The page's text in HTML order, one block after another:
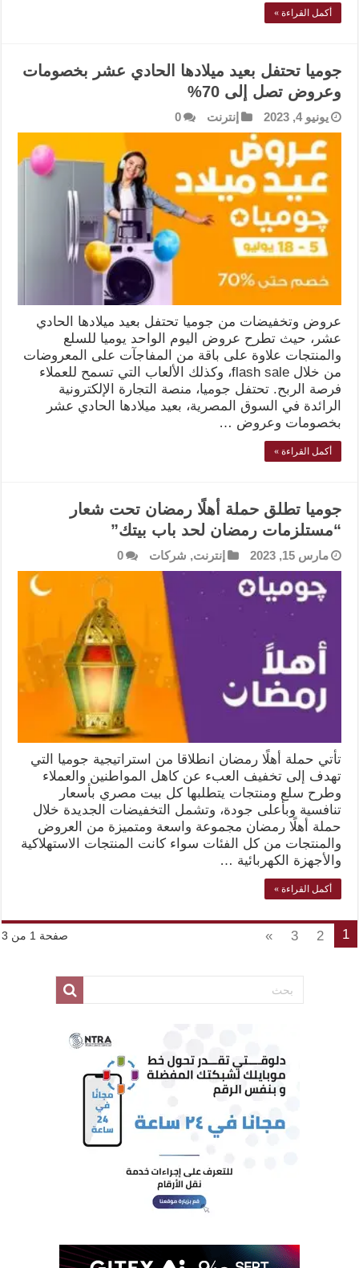
أكمل القراءة »
جوميا تحتفل بعيد ميلادها الحادي عشر بخصومات
وعروض تصل إلى 70%
يونيو 4, 2023 إنترنت 0
عروض وتخفيضات من جوميا تحتفل بعيد ميلادها الحادي
عشر، حيث تطرح عروض اليوم الواحد يوميا للسلع
والمنتجات علاوة على باقة من المفاجآت على المعروضات
من خلال flash sale، وكذلك الألعاب التي تسمح للعملاء
فرصة الربح. تحتفل جوميا، منصة التجارة الإلكترونية
الرائدة في السوق المصرية، بعيد ميلادها الحادي عشر
بخصومات وعروض …
أكمل القراءة »
جوميا تطلق حملة أهلًا رمضان تحت شعار
“مستلزمات رمضان لحد باب بيتك”
مارس 15, 2023 إنترنت, شركات 0
تأتي حملة أهلًا رمضان انطلاقا من استراتيجية جوميا التي
تهدف إلى تخفيف العبء عن كاهل المواطنين والعملاء
وطرح سلع ومنتجات يتطلبها كل بيت مصري بأسعار
تنافسية وبأعلى جودة، وتشمل التخفيضات الجديدة خلال
حملة أهلًا رمضان مجموعة واسعة ومتميزة من العروض
والمنتجات من كل الفئات سواء كانت المنتجات الاستهلاكية
والأجهزة الكهربائية …
أكمل القراءة »
صفحة 1 من 3 1
2
3
»